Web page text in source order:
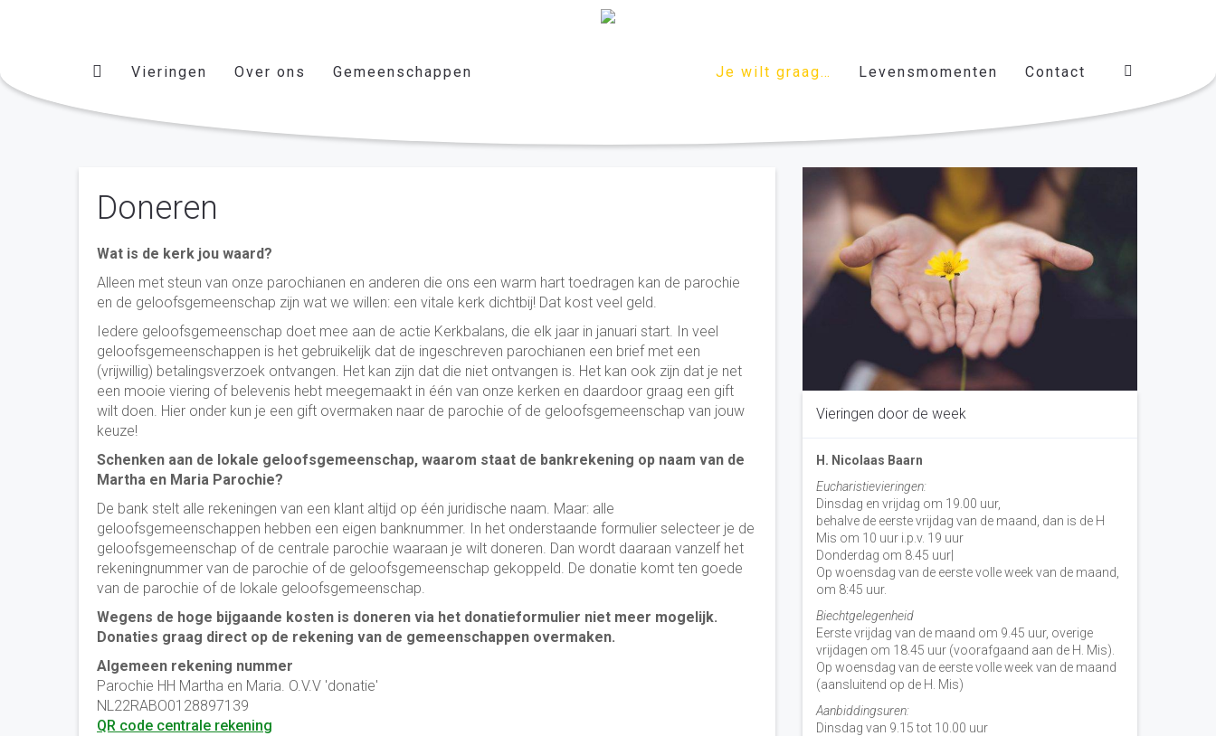
Vieringen Over ons Gemeenschappen Je wilt graag… Levensmomenten Contact
Doneren
Wat is de kerk jou waard?
Alleen met steun van onze parochianen en anderen die ons een warm hart toedragen kan de parochie
en de geloofsgemeenschap zijn wat we willen: een vitale kerk dichtbij! Dat kost veel geld.
Iedere geloofsgemeenschap doet mee aan de actie Kerkbalans, die elk jaar in januari start. In veel
geloofsgemeenschappen is het gebruikelijk dat de ingeschreven parochianen een brief met een
(vrijwillig) betalingsverzoek ontvangen. Het kan zijn dat die niet ontvangen is. Het kan ook zijn dat je net
een mooie viering of belevenis hebt meegemaakt in één van onze kerken en daardoor graag een gift
wilt doen. Hier onder kun je een gift overmaken naar de parochie of de geloofsgemeenschap van jouw
keuze!
Schenken aan de lokale geloofsgemeenschap, waarom staat de bankrekening op naam van de
Martha en Maria Parochie?
De bank stelt alle rekeningen van een klant altijd op één juridische naam. Maar: alle
geloofsgemeenschappen hebben een eigen banknummer. In het onderstaande formulier selecteer je de
geloofsgemeenschap of de centrale parochie waaraan je wilt doneren. Dan wordt daaraan vanzelf het
rekeningnummer van de parochie of de geloofsgemeenschap gekoppeld. De donatie komt ten goede
van de parochie of de lokale geloofsgemeenschap.
Wegens de hoge bijgaande kosten is doneren via het donatieformulier niet meer mogelijk.
Donaties graag direct op de rekening van de gemeenschappen overmaken.
Algemeen rekening nummer
Parochie HH Martha en Maria. O.V.V 'donatie'
NL22RABO0128897139
QR code centrale rekening
Vieringen door de week
H. Nicolaas Baarn
Eucharistievieringen:
Dinsdag en vrijdag om 19.00 uur,
behalve de eerste vrijdag van de maand, dan is de H
Mis om 10 uur i.p.v. 19 uur
Donderdag om 8.45 uur|
Op woensdag van de eerste volle week van de maand,
om 8:45 uur.
Biechtgelegenheid
Eerste vrijdag van de maand om 9.45 uur, overige
vrijdagen om 18.45 uur (voorafgaand aan de H. Mis).
Op woensdag van de eerste volle week van de maand
(aansluitend op de H. Mis)
Aanbiddingsuren:
Dinsdag van 9.15 tot 10.00 uur